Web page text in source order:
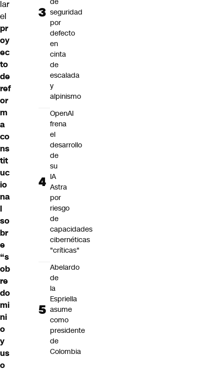
lar
el
pr
oy
ec
to
de
ref
or
m
a
co
ns
tit
uc
io
na
l
so
br
e
“s
ob
re
do
mi
ni
o
y
us
o
seguridad
por
defecto
en
cinta
de
escalada
y
alpinismo
OpenAI
frena
el
desarrollo
de
su
IA
Astra
por
riesgo
de
capacidades
cibernéticas
"críticas"
Abelardo
de
la
Espriella
asume
como
presidente
de
Colombia